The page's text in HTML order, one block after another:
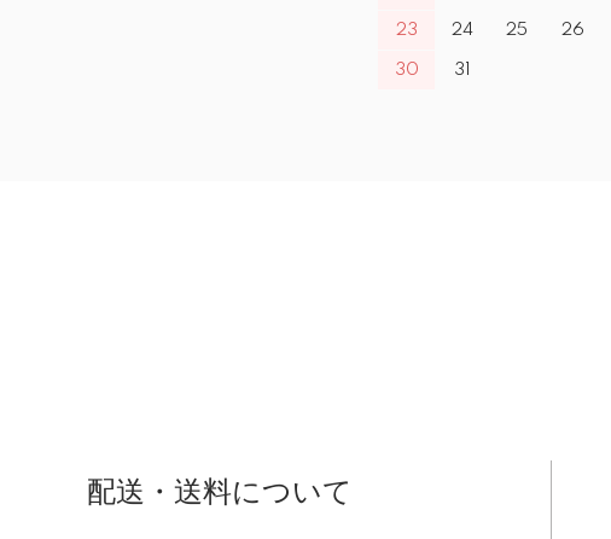
23 24 25 26
30 31
配送・送料について